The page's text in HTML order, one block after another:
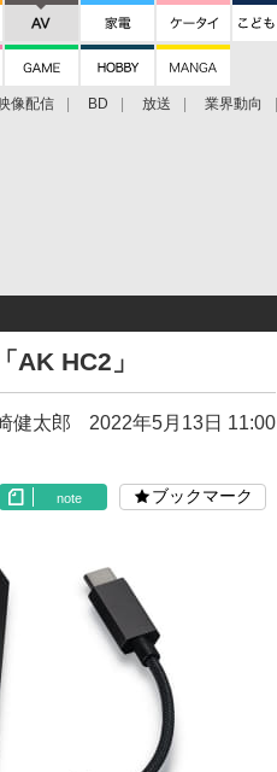
像配信 BD 放送 業界動向
HC2」
健太郎 2022年5月13日 11:00
note ブックマーク